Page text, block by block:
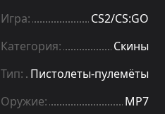
Игра:
CS2/CS:GO
Категория:
Скины
Тип: Пистолеты-пулемёты
Оружие:
MP7